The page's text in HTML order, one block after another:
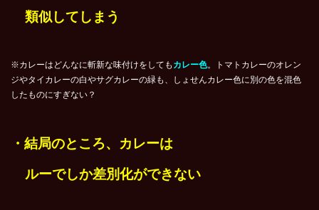
類似してしまう
※カレーはどんなに斬新な味付けをしても カレー色。トマトカレーのオレン
ジやタイカレーの白やサグカレーの緑も、しょせんカレー色に別の色を混色
したものにすぎない？
・結局のところ、カレーは
ルーでしか差別化ができない